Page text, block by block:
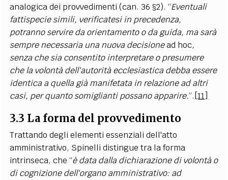
analogica dei provvedimenti (can. 36 §2). “Eventuali
fattispecie simili, verificatesi in precedenza,
potranno servire da orientamento o da guida, ma sarà
sempre necessaria una nuova decisionead hoc,
senza che sia consentito interpretare o presumere
che la volontà dell'autorità ecclesiastica debba essere
identica a quella già manifetata in relazione ad altri
casi, per quanto somiglianti possano apparire.”. [11]
3.3 La forma del provvedimento
Trattando degli elementi essenziali dell'atto
amministrativo, Spinelli distingue tra la forma
intrinseca, che “è data dalla dichiarazione di volontà o
di cognizione dell'organo amministrativo: ad